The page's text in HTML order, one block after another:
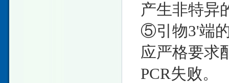
产生非特异
⑤引物3'端
应严格要求
PCR失败。